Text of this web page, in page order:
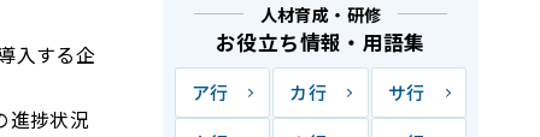
入する企
進捗状況
人材育成・研修
お役立ち情報・用語集
ア行 カ行 サ行